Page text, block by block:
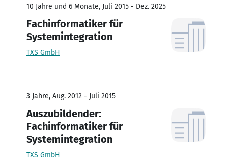
10 Jahre und 6 Monate, Juli 2015 - Dez. 2025
Fachinformatiker für
Systemintegration
TXS GmbH
3 Jahre, Aug. 2012 - Juli 2015
Auszubildender:
Fachinformatiker für
Systemintegration
TXS GmbH